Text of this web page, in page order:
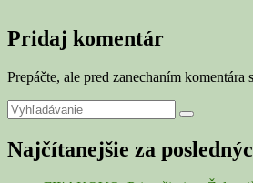
Pridaj komentár
Prepáčte, ale pred zanechaním komentára
Primary
Sidebar
Widget
Search
for:
Search
Najčítanejšie za